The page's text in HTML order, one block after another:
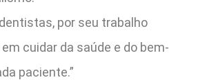
por seu trabalho
cuidar da saúde e do bem-
paciente.”